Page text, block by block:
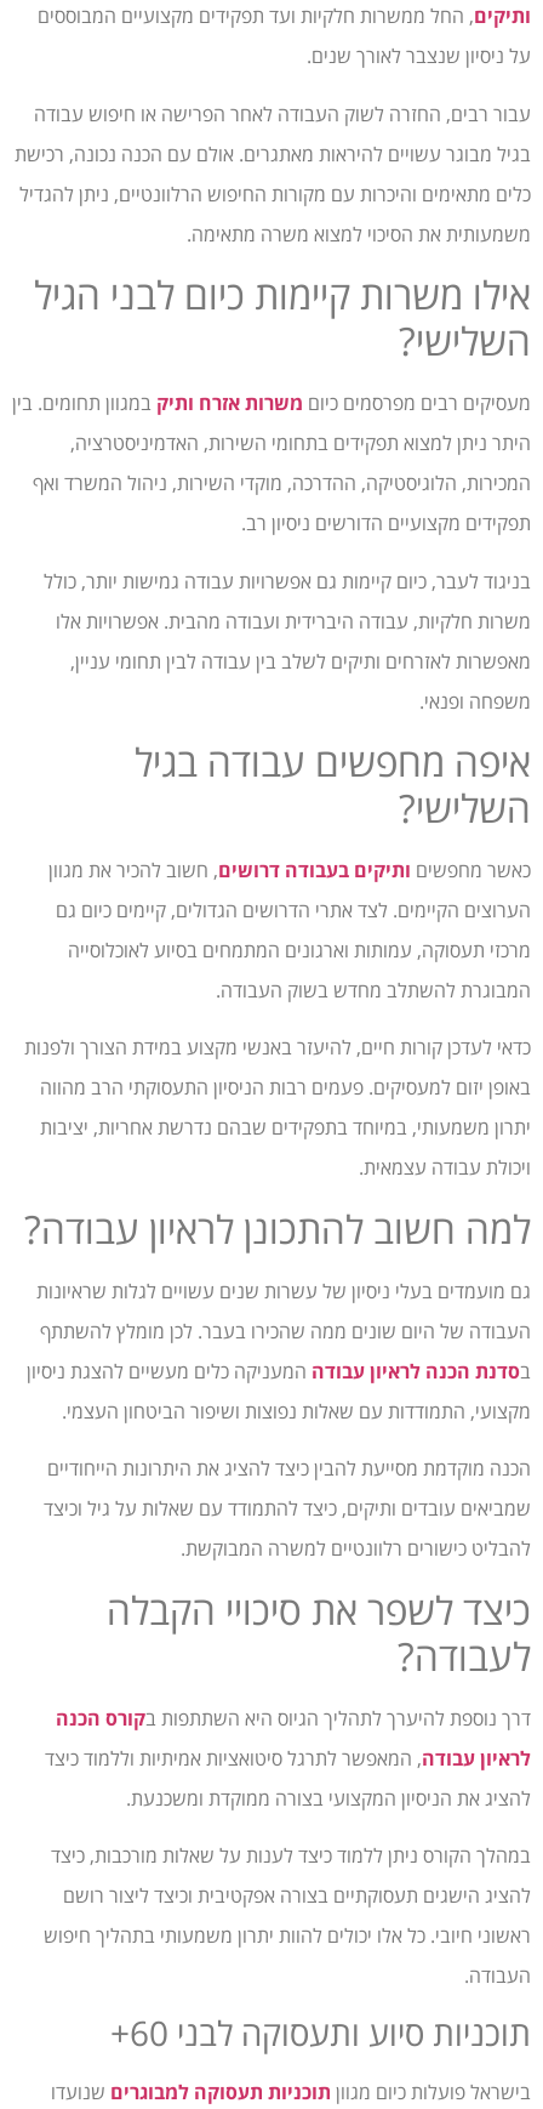
ותיקים, החל ממשרות חלקיות ועד תפקידים מקצועיים המבוססים
על ניסיון שנצבר לאורך שנים.
עבור רבים, החזרה לשוק העבודה לאחר הפרישה או חיפוש עבודה
בגיל מבוגר עשויים להיראות מאתגרים. אולם עם הכנה נכונה, רכישת
כלים מתאימים והיכרות עם מקורות החיפוש הרלוונטיים, ניתן להגדיל
משמעותית את הסיכוי למצוא משרה מתאימה.
אילו משרות קיימות כיום לבני הגיל
השלישי?
מעסיקים רבים מפרסמים כיום משרות אזרח ותיק במגוון תחומים. בין
היתר ניתן למצוא תפקידים בתחומי השירות, האדמיניסטרציה,
המכירות, הלוגיסטיקה, ההדרכה, מוקדי השירות, ניהול המשרד ואף
תפקידים מקצועיים הדורשים ניסיון רב.
בניגוד לעבר, כיום קיימות גם אפשרויות עבודה גמישות יותר, כולל
משרות חלקיות, עבודה היברידית ועבודה מהבית. אפשרויות אלו
מאפשרות לאזרחים ותיקים לשלב בין עבודה לבין תחומי עניין,
משפחה ופנאי.
איפה מחפשים עבודה בגיל
השלישי?
כאשר מחפשים ותיקים בעבודה דרושים, חשוב להכיר את מגוון
הערוצים הקיימים. לצד אתרי הדרושים הגדולים, קיימים כיום גם
מרכזי תעסוקה, עמותות וארגונים המתמחים בסיוע לאוכלוסייה
המבוגרת להשתלב מחדש בשוק העבודה.
כדאי לעדכן קורות חיים, להיעזר באנשי מקצוע במידת הצורך ולפנות
באופן יזום למעסיקים. פעמים רבות הניסיון התעסוקתי הרב מהווה
יתרון משמעותי, במיוחד בתפקידים שבהם נדרשת אחריות, יציבות
ויכולת עבודה עצמאית.
למה חשוב להתכונן לראיון עבודה?
גם מועמדים בעלי ניסיון של עשרות שנים עשויים לגלות שראיונות
העבודה של היום שונים ממה שהכירו בעבר. לכן מומלץ להשתתף
בסדנת הכנה לראיון עבודה המעניקה כלים מעשיים להצגת ניסיון
מקצועי, התמודדות עם שאלות נפוצות ושיפור הביטחון העצמי.
הכנה מוקדמת מסייעת להבין כיצד להציג את היתרונות הייחודיים
שמביאים עובדים ותיקים, כיצד להתמודד עם שאלות על גיל וכיצד
להבליט כישורים רלוונטיים למשרה המבוקשת.
כיצד לשפר את סיכויי הקבלה
לעבודה?
דרך נוספת להיערך לתהליך הגיוס היא השתתפות בקורס הכנה
לראיון עבודה, המאפשר לתרגל סיטואציות אמיתיות וללמוד כיצד
להציג את הניסיון המקצועי בצורה ממוקדת ומשכנעת.
במהלך הקורס ניתן ללמוד כיצד לענות על שאלות מורכבות, כיצד
להציג הישגים תעסוקתיים בצורה אפקטיבית וכיצד ליצור רושם
ראשוני חיובי. כל אלו יכולים להוות יתרון משמעותי בתהליך חיפוש
העבודה.
תוכניות סיוע ותעסוקה לבני 60+
בישראל פועלות כיום מגוון תוכניות תעסוקה למבוגרים שנועדו